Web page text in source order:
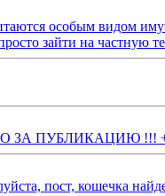
особым видом
зайти на частную
ЗА ПУБЛИКАЦИЮ !!!
пост, кошечка